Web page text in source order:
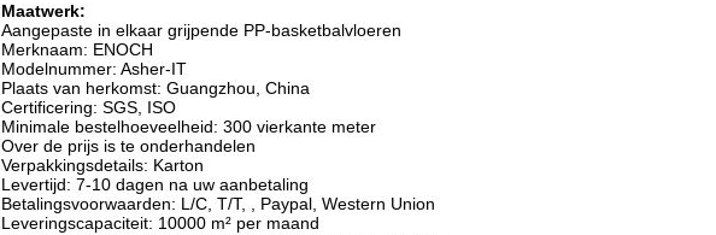
Maatwerk:
Aangepaste in elkaar grijpende PP-basketbalvloeren
Merknaam: ENOCH
Modelnummer: Asher-IT
Plaats van herkomst: Guangzhou, China
Certificering: SGS, ISO
Minimale bestelhoeveelheid: 300 vierkante meter
Over de prijs is te onderhandelen
Verpakkingsdetails: Karton
Levertijd: 7-10 dagen na uw aanbetaling
Betalingsvoorwaarden: L/C, T/T, , Paypal, Western Union
Leveringscapaciteit: 10000 m² per maand